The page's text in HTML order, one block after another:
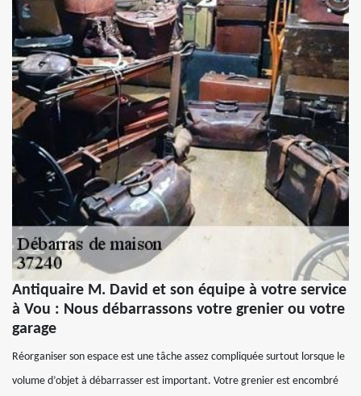
Antiquaire M. David et son équipe à votre service
à Vou : Nous débarrassons votre grenier ou votre
garage
Réorganiser son espace est une tâche assez compliquée surtout lorsque le
volume d’objet à débarrasser est important. Votre grenier est encombré